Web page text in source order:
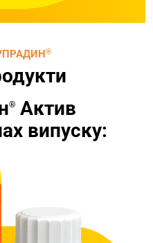
®
® Актив
випуску: